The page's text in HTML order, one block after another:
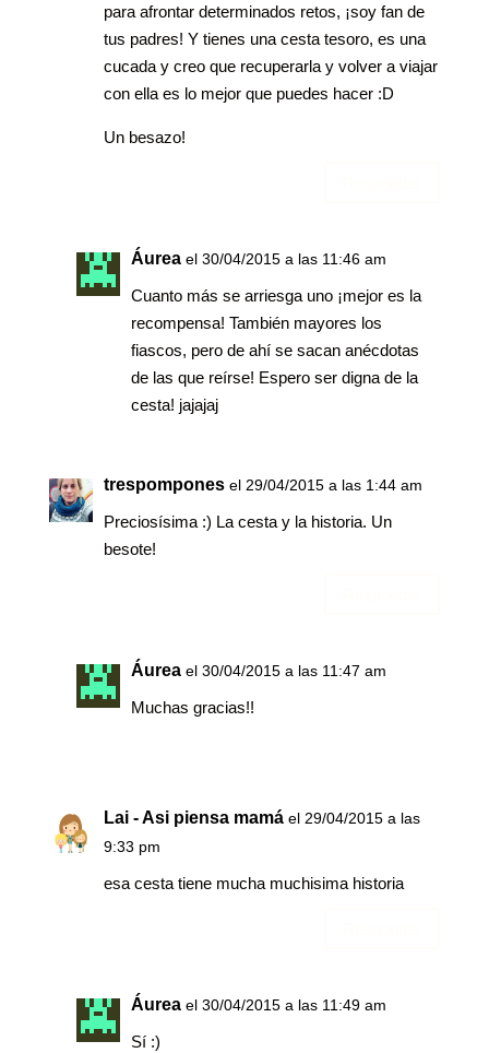
para afrontar determinados retos, ¡soy fan de
tus padres! Y tienes una cesta tesoro, es una
cucada y creo que recuperarla y volver a viajar
con ella es lo mejor que puedes hacer :D
Un besazo!
Áurea el 30/04/2015 a las 11:46 am
Cuanto más se arriesga uno ¡mejor es la
recompensa! También mayores los
fiascos, pero de ahí se sacan anécdotas
de las que reírse! Espero ser digna de la
cesta! jajajaj
trespompones el 29/04/2015 a las 1:44 am
Preciosísima :) La cesta y la historia. Un
besote!
Áurea el 30/04/2015 a las 11:47 am
Muchas gracias!!
Lai - Asi piensa mamá el 29/04/2015 a las
9:33 pm
esa cesta tiene mucha muchisima historia
Áurea el 30/04/2015 a las 11:49 am
Sí :)